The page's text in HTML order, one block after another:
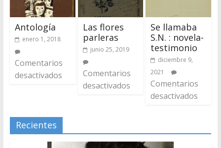
Antología
enero 1, 2018
Comentarios
desactivados
Las flores
parleras
junio 25, 2019
Comentarios
desactivados
Se llamaba
S.N. : novela-
testimonio
diciembre 9,
2021
Comentarios
desactivados
Recientes